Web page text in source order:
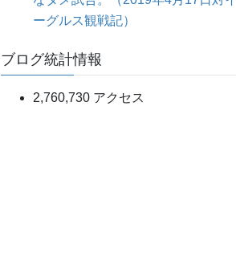
ーグルス観戦記）
ブログ統計情報
2,760,730 アクセス